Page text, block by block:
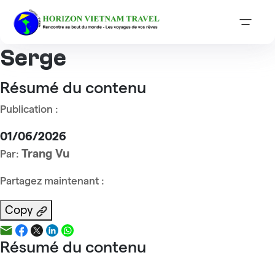
Accueil
Monsieur Aurignac
Serge
Résumé du contenu
Publication :
01/06/2026
Par: Trang Vu
Partagez maintenant :
Copy
Résumé du contenu